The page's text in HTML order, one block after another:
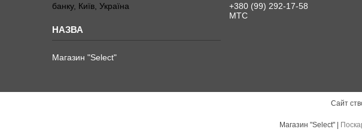
банку, Київ, Україна
Магазин "Select"
+380 (99) 292-17-58
МТС
Сайт
Магазин "Select" |